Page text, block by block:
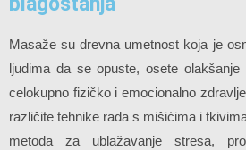
Masaže su drevna umetnost koja je
ljudima da se opuste, osete olakšanje
celokupno fizičko i emocionalno
različite tehnike rada s mišićima i
metoda za ublažavanje stresa,